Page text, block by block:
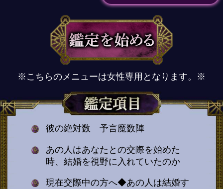
※こちらのメニューは女性専用となります。※
彼の絶対数 予言魔数陣
あの人はあなたとの交際を始めた
時、結婚を視野に入れていたのか
現在交際中の方へ◆あの人は結婚す